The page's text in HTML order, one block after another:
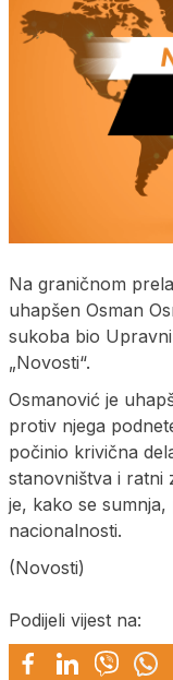
Na graničnom
uhapšen Osman
sukoba bio
„Novosti“.
Osmanović je
protiv njega
počinio krivična
stanovništva i ratni
je, kako se
nacionalnosti.
(Novosti)
Podijeli vijest na: